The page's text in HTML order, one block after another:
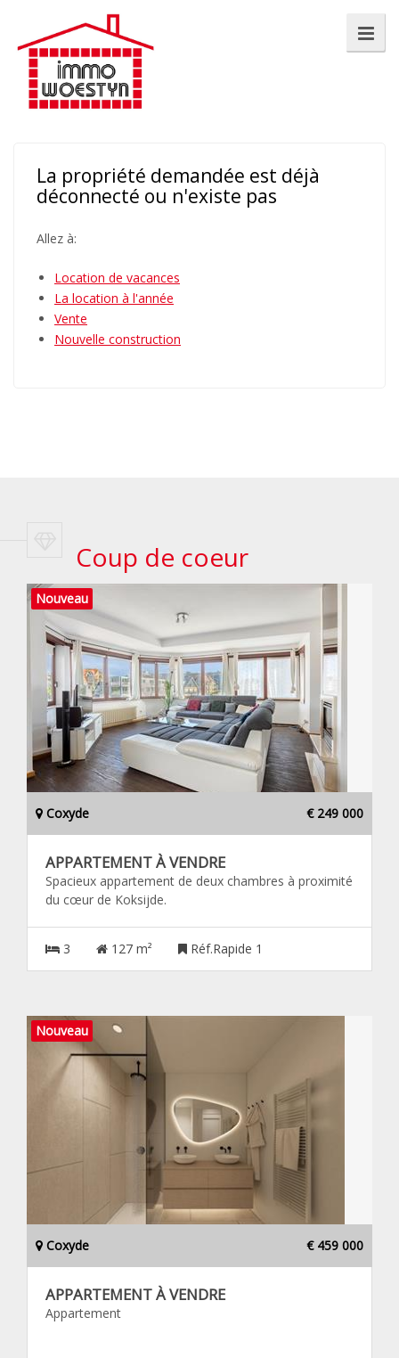
La propriété demandée est déjà
déconnecté ou n'existe pas
Allez à:
Location de vacances
La location à l'année
Vente
Nouvelle construction
Coup de coeur
Nouveau
Coxyde € 249 000
APPARTEMENT À VENDRE
Spacieux appartement de deux chambres à proximité
du cœur de Koksijde.
3 127 m² Réf.Rapide 1
Nouveau
Coxyde € 459 000
APPARTEMENT À VENDRE
Appartement